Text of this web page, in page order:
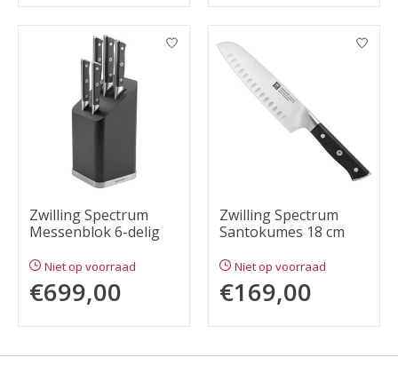
Zwilling Spectrum
Messenblok 6-delig
Niet op voorraad
€699,00
Zwilling Spectrum
Santokumes 18 cm
Niet op voorraad
€169,00